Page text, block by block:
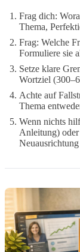
Frag dich:
Thema,
Frag: Welche
Formuliere sie
Setze klare
Wortziel
Achte auf
Thema
Wenn nichts
Anleitung)